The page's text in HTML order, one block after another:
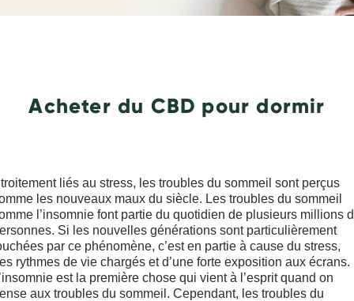
Acheter du CBD pour dormir
liés au stress, les troubles du sommeil sont perçus
les nouveaux maux du siècle. Les troubles du sommeil
l’insomnie font partie du quotidien de plusieurs millions
Si les nouvelles générations sont particulièrement
par ce phénomène, c’est en partie à cause du stress,
rythmes de vie chargés et d’une forte exposition aux écrans.
est la première chose qui vient à l’esprit quand on
aux troubles du sommeil. Cependant, les troubles du